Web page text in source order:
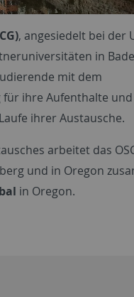
, angesiedelt bei der
in
mit dem
ihre Aufenthalte
ihrer Austausche.
arbeitet das
und in Oregon
in Oregon.